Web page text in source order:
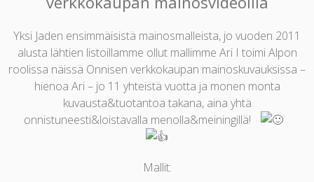
Yksi Jaden ensimmäisistä mainosmalleista, jo vuoden 2011
alusta lähtien listoillamme ollut mallimme Ari I toimi Alpon
roolissa näissä Onnisen verkkokaupan mainoskuvauksissa –
hienoa Ari – jo 11 yhteistä vuotta ja monen monta
kuvausta&tuotantoa takana, aina yhtä
onnistuneesti&loistavalla menolla&meiningillä!
Mallit: